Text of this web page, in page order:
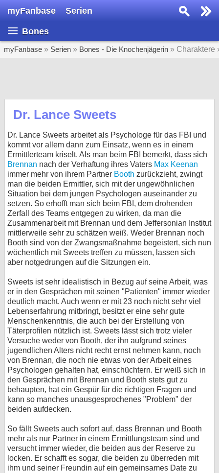
myFanbase Serien
Bones
myFanbase » Serien » Bones - Die Knochenjägerin » Charaktere
Dr. Lance Sweets
Dr. Lance Sweets arbeitet als Psychologe für das FBI und
kommt vor allem dann zum Einsatz, wenn es in einem
Ermittlerteam kriselt. Als man beim FBI bemerkt, dass sich
Brennan nach der Verhaftung ihres Vaters Max Keenan
immer mehr von ihrem Partner Booth zurückzieht, zwingt
man die beiden Ermittler, sich mit der ungewöhnlichen
Situation bei dem jungen Psychologen auseinander zu
setzen. So erhofft man sich beim FBI, dem drohenden
Zerfall des Teams entgegen zu wirken, da man die
Zusammenarbeit mit Brennan und dem Jeffersonian Institut
mittlerweile sehr zu schätzen weiß. Weder Brennan noch
Booth sind von der Zwangsmaßnahme begeistert, sich nun
wöchentlich mit Sweets treffen zu müssen, lassen sich
aber notgedrungen auf die Sitzungen ein.
Sweets ist sehr idealistisch in Bezug auf seine Arbeit, was
er in den Gesprächen mit seinen "Patienten" immer wieder
deutlich macht. Auch wenn er mit 23 noch nicht sehr viel
Lebenserfahrung mitbringt, besitzt er eine sehr gute
Menschenkenntnis, die auch bei der Erstellung von
Täterprofilen nützlich ist. Sweets lässt sich trotz vieler
Versuche weder von Booth, der ihn aufgrund seines
jugendlichen Alters nicht recht ernst nehmen kann, noch
von Brennan, die noch nie etwas von der Arbeit eines
Psychologen gehalten hat, einschüchtern. Er weiß sich in
den Gesprächen mit Brennan und Booth stets gut zu
behaupten, hat ein Gespür für die richtigen Fragen und
kann so manches unausgesprochenes "Problem" der
beiden aufdecken.
So fällt Sweets auch sofort auf, dass Brennan und Booth
mehr als nur Partner in einem Ermittlungsteam sind und
versucht immer wieder, die beiden aus der Reserve zu
locken. Er schafft es sogar, die beiden zu überreden mit
ihm und seiner Freundin auf ein gemeinsames Date zu
SERIEN
KULTUR
Specials
SERVICE
Gewinnspiele
Forum
bei X
bei Facebook
Kontakt
Nutzungsbedingungen
Datenschutz
Cookie-Einstellungen
Impressum
Desktop-Ansicht
myFanbase